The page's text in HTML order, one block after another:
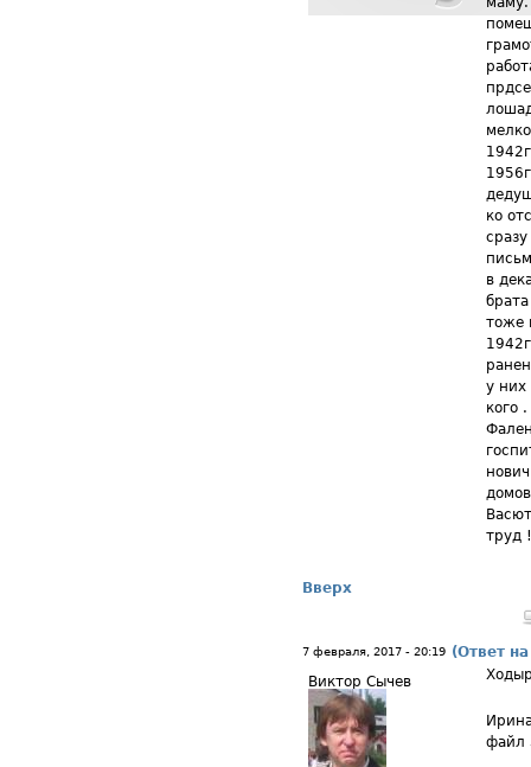
ко
в
тоже
у них
кого
труд !
Вверх
7 февраля, 2017 - 20:19 (Ответ
Виктор Сычев
файл